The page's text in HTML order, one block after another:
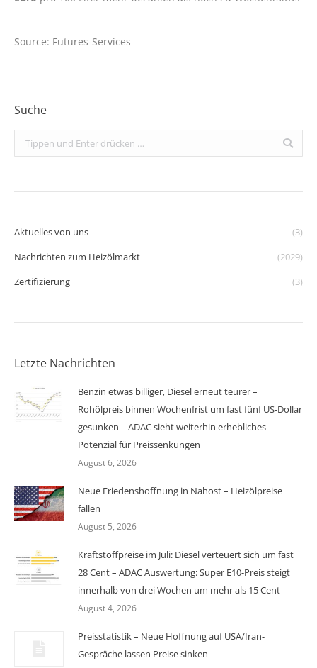
Source: Futures-Services
Suche
Search:
Aktuelles von uns
(3)
Nachrichten zum Heizölmarkt
(2029)
Zertifizierung
(3)
Letzte Nachrichten
Benzin etwas billiger, Diesel erneut teurer –
Rohölpreis binnen Wochenfrist um fast fünf US-Dollar
gesunken – ADAC sieht weiterhin erhebliches
Potenzial für Preissenkungen
August 6, 2026
Neue Friedenshoffnung in Nahost – Heizölpreise
fallen
August 5, 2026
Kraftstoffpreise im Juli: Diesel verteuert sich um fast
28 Cent – ADAC Auswertung: Super E10-Preis steigt
innerhalb von drei Wochen um mehr als 15 Cent
August 4, 2026
Preisstatistik – Neue Hoffnung auf USA/Iran-
Gespräche lassen Preise sinken